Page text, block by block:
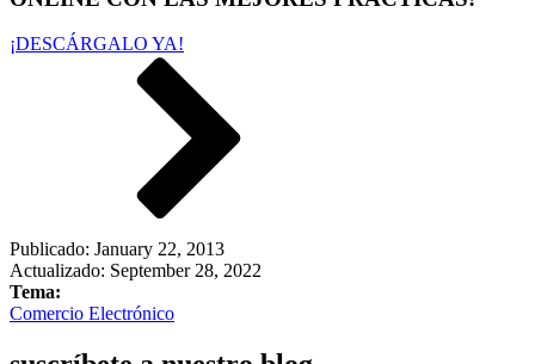
¡DESCÁRGALO YA!
Publicado: January 22, 2013
Actualizado: September 28, 2022
Tema:
Comercio Electrónico